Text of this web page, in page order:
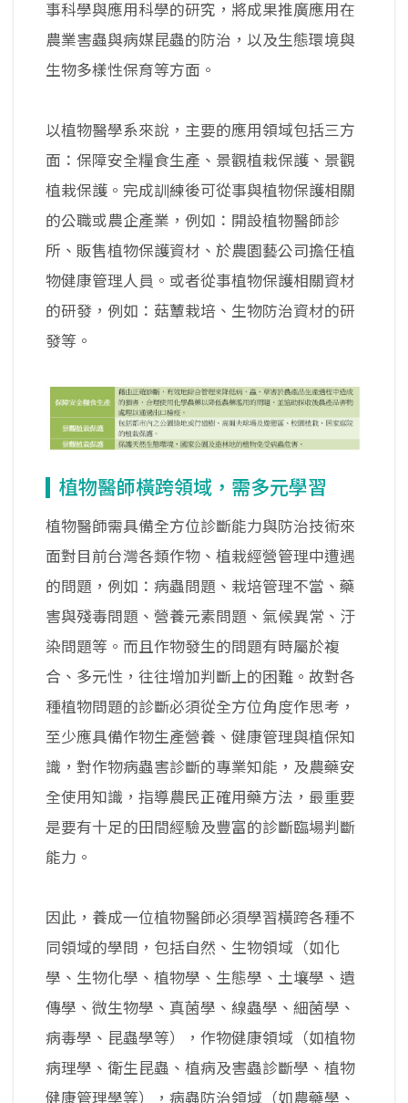
事科學與應用科學的研究，將成果推廣應用在
農業害蟲與病媒昆蟲的防治，以及生態環境與
生物多樣性保育等方面。
以植物醫學系來說，主要的應用領域包括三方
面：保障安全糧食生產、景觀植栽保護、景觀
植栽保護。完成訓練後可從事與植物保護相關
的公職或農企產業，例如：開設植物醫師診
所、販售植物保護資材、於農園藝公司擔任植
物健康管理人員。或者從事植物保護相關資材
的研發，例如：菇蕈栽培、生物防治資材的研
發等。
植物醫師橫跨領域，需多元學習
植物醫師需具備全方位診斷能力與防治技術來
面對目前台灣各類作物、植栽經營管理中遭遇
的問題，例如：病蟲問題、栽培管理不當、藥
害與殘毒問題、營養元素問題、氣候異常、汙
染問題等。而且作物發生的問題有時屬於複
合、多元性，往往增加判斷上的困難。故對各
種植物問題的診斷必須從全方位角度作思考，
至少應具備作物生產營養、健康管理與植保知
識，對作物病蟲害診斷的專業知能，及農藥安
全使用知識，指導農民正確用藥方法，最重要
是要有十足的田間經驗及豐富的診斷臨場判斷
能力。
因此，養成一位植物醫師必須學習橫跨各種不
同領域的學問，包括自然、生物領域（如化
學、生物化學、植物學、生態學、土壤學、遺
傳學、微生物學、真菌學、線蟲學、細菌學、
病毒學、昆蟲學等），作物健康領域（如植物
病理學、衛生昆蟲、植病及害蟲診斷學、植物
健康管理學等），病蟲防治領域（如農藥學、